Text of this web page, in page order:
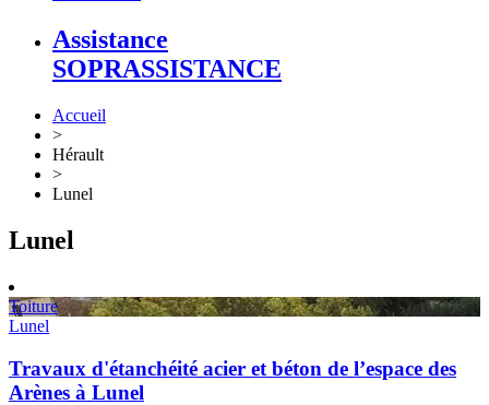
Assistance
SOPRASSISTANCE
Accueil
>
Hérault
>
Lunel
Lunel
Toiture
Lunel
Travaux d'étanchéité acier et béton de l’espace des
Arènes à Lunel